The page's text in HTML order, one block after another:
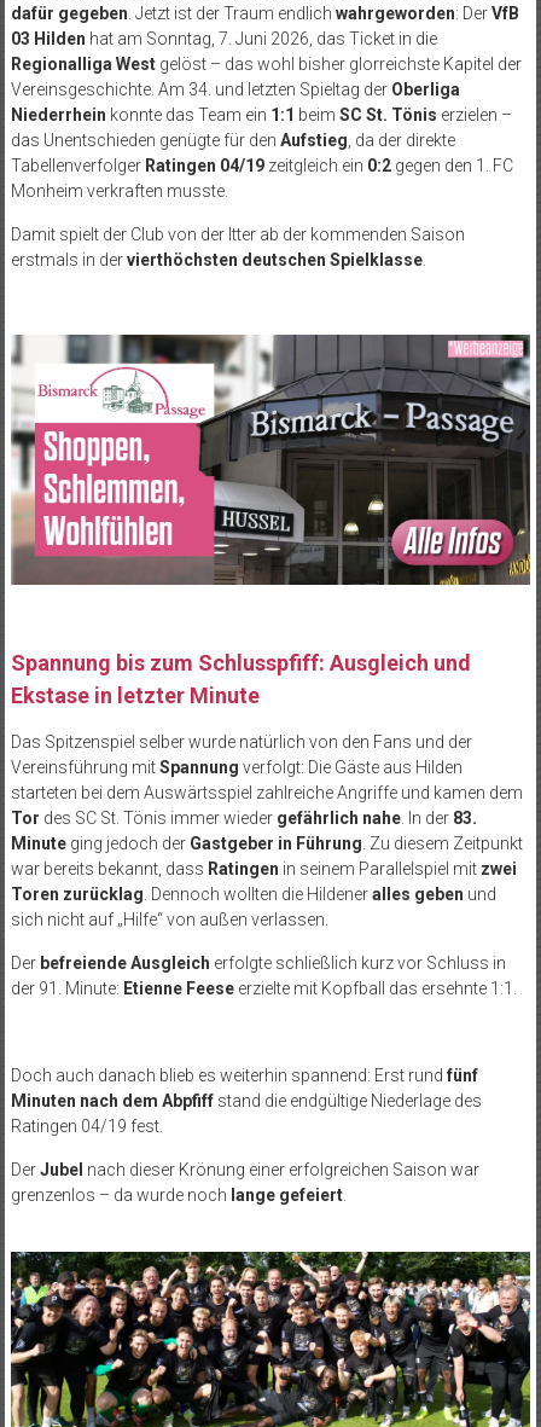
dafür gegeben . Jetzt ist der Traum endlich wahrgeworden: DerVfB
03 Hilden hat am Sonntag, 7. Juni 2026, das Ticket in die
Regionalliga Westgelöst – das wohl bisher glorreichste Kapitel der
Vereinsgeschichte. Am 34. und letzten Spieltag der Oberliga
Niederrhein konnte das Team ein 1:1 beim SC St. Tönis erzielen –
das Unentschieden genügte für den Aufstieg , da der direkte
Tabellenverfolger Ratingen 04/19zeitgleich ein 0:2gegen den 1. FC
Monheim verkraften musste.
Damit spielt der Club von der Itter ab der kommenden Saison
erstmals in dervierthöchsten deutschen Spielklasse.
Spannung bis zum Schlusspfiff: Ausgleich und
Ekstase in letzter Minute
Das Spitzenspiel selber wurde natürlich von den Fans und der
Vereinsführung mitSpannung verfolgt: Die Gäste aus Hilden
starteten bei dem Auswärtsspiel zahlreiche Angriffe und kamen dem
Tor des SC St. Tönis immer wieder gefährlich nahe. In der 83.
Minuteging jedoch der Gastgeber in Führung. Zu diesem Zeitpunkt
war bereits bekannt, dass Ratingen in seinem Parallelspiel mit zwei
Toren zurücklag. Dennoch wollten die Hildeneralles geben und
sich nicht auf „Hilfe“ von außen verlassen.
Der befreiende Ausgleich erfolgte schließlich kurz vor Schluss in
der 91. Minute: Etienne Feeseerzielte mit Kopfball das ersehnte 1:1.
Doch auch danach blieb es weiterhin spannend: Erst rund fünf
Minuten nach dem Abpfiffstand die endgültige Niederlage des
Ratingen 04/19 fest.
DerJubel nach dieser Krönung einer erfolgreichen Saison war
grenzenlos – da wurde noch lange gefeiert.